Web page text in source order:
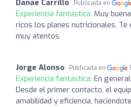
Danae Carrillo Publicada en
Experiencia fantástica: Muy
ricos los planes nutricionales. Te
muy atentos
Jorge Alonso Publicada en
Experiencia fantástica: En
Desde el primer contacto, el
amabilidad y eficiencia,